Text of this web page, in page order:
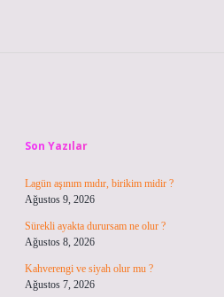
Son Yazılar
Lagün aşınım mıdır, birikim midir ?
Ağustos 9, 2026
Sürekli ayakta durursam ne olur ?
Ağustos 8, 2026
Kahverengi ve siyah olur mu ?
Ağustos 7, 2026